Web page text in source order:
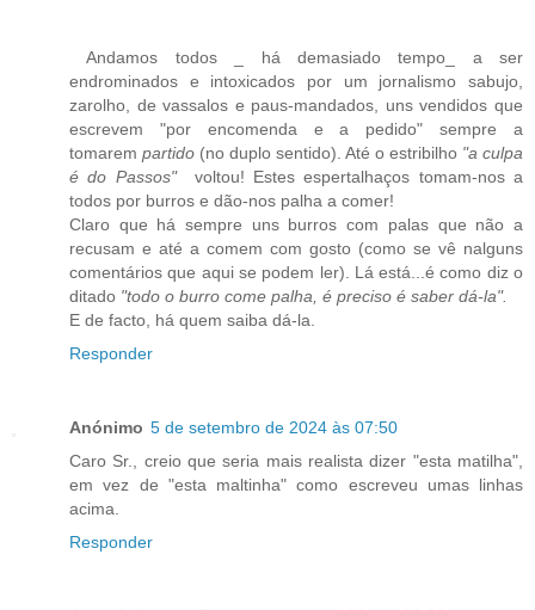
Andamos todos _ há demasiado tempo_ a ser
endrominados e intoxicados por um jornalismo sabujo,
zarolho, de vassalos e paus-mandados, uns vendidos que
escrevem "por encomenda e a pedido" sempre a
tomarem partido (no duplo sentido). Até o estribilho "a culpa
é do Passos" voltou! Estes espertalhaços tomam-nos a
todos por burros e dão-nos palha a comer!
Claro que há sempre uns burros com palas que não a
recusam e até a comem com gosto (como se vê nalguns
comentários que aqui se podem ler). Lá está...é como diz o
ditado "todo o burro come palha, é preciso é saber dá-la".
E de facto, há quem saiba dá-la.
Responder
Anónimo 5 de setembro de 2024 às 07:50
Caro Sr., creio que seria mais realista dizer "esta matilha",
em vez de "esta maltinha" como escreveu umas linhas
acima.
Responder